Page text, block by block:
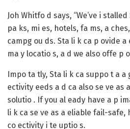
Joh Whitfo d says, “We’ve i
pa ks, mi es, hotels, fa ms, a
campg ou ds. Sta li k ca p ovide
ma y locatio s, a d we also offe p
Impo ta tly, Sta li k ca suppo t a a
ectivity eeds a d ca also se ve as
solutio . If you al eady have a p
li k ca se ve as a eliable fail-
co ectivity i te uptio s.